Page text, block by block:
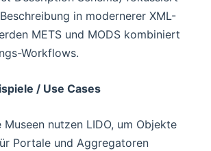
in modernerer XML-
METS und MODS kombiniert
Workflows.
/ Use Cases
Museen nutzen LIDO, um Objekte
Portale und Aggregatoren